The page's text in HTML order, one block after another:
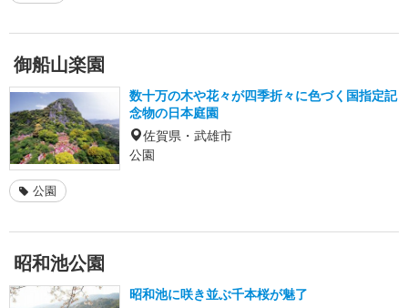
御船山楽園
数十万の木や花々が四季折々に色づく国指定記
念物の日本庭園
佐賀県・武雄市
公園
公園
昭和池公園
昭和池に咲き並ぶ千本桜が魅了